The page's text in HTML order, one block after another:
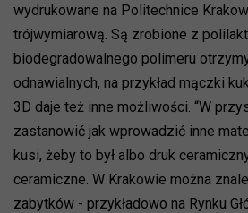
wydrukowane na Politechnice
trójwymiarową. Są zrobione z
biodegradowalnego polimeru
odnawialnych, na przykład mączki
3D daje też inne możliwości. “W
zastanowić jak wprowadzić inne
kusi, żeby to był albo druk
ceramiczne. W Krakowie można
zabytków - przykładowo na Rynku